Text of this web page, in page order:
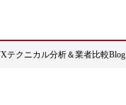
テクニカル分析＆業者比較Blog